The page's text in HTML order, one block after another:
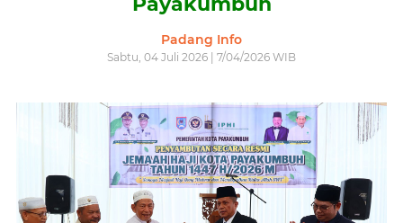
Padang Info
Sabtu, 04 Juli 2026 | 7/04/2026 WIB